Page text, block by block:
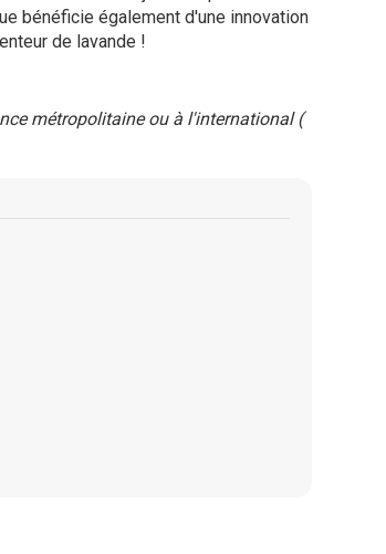
bénéficie également d'une innovation
de lavande !
métropolitaine ou à l'international (